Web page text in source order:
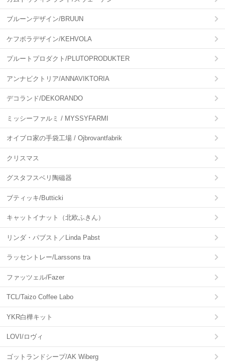
ブルーンデザイン/BRUUN
ケフボラデザイン/KEHVOLA
プルートプロダクト/PLUTOPRODUKTER
アンナビクトリア/ANNAVIKTORIA
デコランド/DEKORANDO
ミッシーファルミ / MYSSYFARMI
オイブロ家の手袋工場 / Ojbrovantfabrik
クリスマス
グスタフスベリ陶磁器
ブティッキ/Butticki
キャットイナット（北欧ふきん）
リンダ・パブスト／Linda Pabst
ラッセントレー/Larssons tra
ファッツェル/Fazer
TCL/Taizo Coffee Labo
YKR白樺キット
LOVI/ロヴィ
ゴットランドシープ/AK Wiberg